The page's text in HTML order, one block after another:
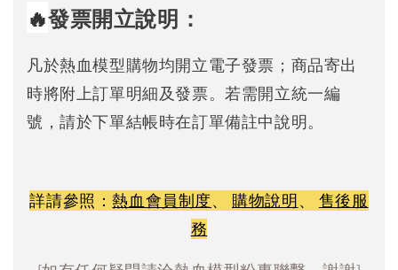
🔥發票開立說明：
凡於熱血模型購物均開立電子發票；商品寄出
時將附上訂單明細及發票。若需開立統一編
號，請於下單結帳時在訂單備註中說明。
詳請參照：熱血會員制度、 購物說明、 售後服
務